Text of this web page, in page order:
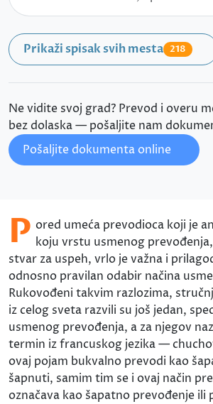
Prikaži spisak svih mesta 218
Ne vidite svoj grad? Prevod i overu
bez dolaska — pošaljite nam
Pošaljite dokumenta online
P ored umeća prevodioca koji je
koju vrstu usmenog
stvar za uspeh, vrlo je važna i
odnosno pravilan odabir načina
Rukovođeni takvim razlozima,
iz celog sveta razvili su još jedan,
usmenog prevođenja, a za njegov
termin iz francuskog jezika —
ovaj pojam bukvalno prevodi kao
šapnuti, samim tim se i ovaj način
označava kao šapatno prevođenje ili